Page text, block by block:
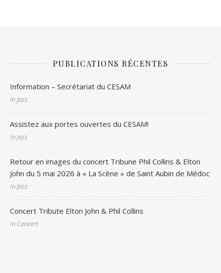
PUBLICATIONS RÉCENTES
Information – Secrétariat du CESAM
In Jazz
Assistez aux portes ouvertes du CESAM!
In Jazz
Retour en images du concert Tribune Phil Collins & Elton
John du 5 mai 2026 à « La Scène » de Saint Aubin de Médoc
In Jazz
Concert Tribute Elton John & Phil Collins
In Concert